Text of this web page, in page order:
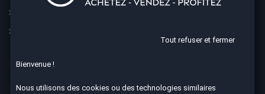
Tout refuser et fermer
Bienvenue !
Nous utilisons des cookies ou des technologies similaires